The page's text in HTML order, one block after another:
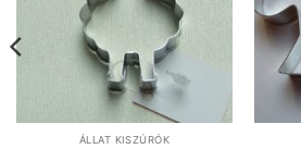
ÁLLAT KISZÚRÓK